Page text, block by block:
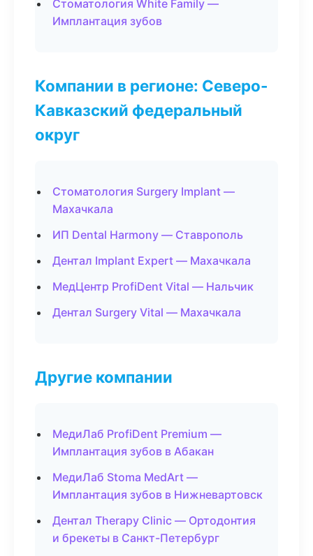
Стоматология White Family —
Имплантация зубов
Компании в регионе: Северо-
Кавказский федеральный
округ
Стоматология Surgery Implant —
Махачкала
ИП Dental Harmony — Ставрополь
Дентал Implant Expert — Махачкала
МедЦентр ProfiDent Vital — Нальчик
Дентал Surgery Vital — Махачкала
Другие компании
МедиЛаб ProfiDent Premium —
Имплантация зубов в Абакан
МедиЛаб Stoma MedArt —
Имплантация зубов в Нижневартовск
Дентал Therapy Clinic — Ортодонтия
и брекеты в Санкт-Петербург